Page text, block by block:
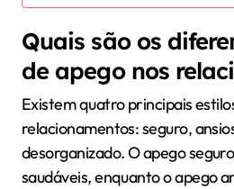
Quais são os
de apego nos
Existem quatro principais
relacionamentos: seguro,
desorganizado. O apego
saudáveis, enquanto o apego